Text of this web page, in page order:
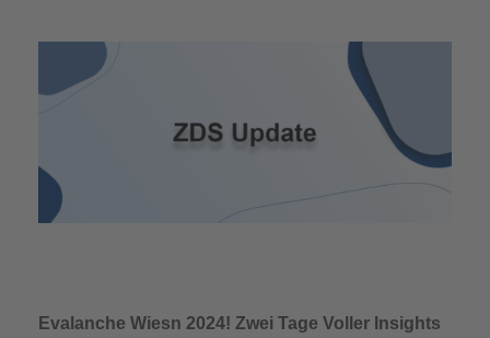
Evalanche Wiesn 2024! Zwei Tage Voller Insights